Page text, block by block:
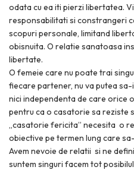
odata cu ea iti pierzi libertatea.
responsabilitati si constrangeri
scopuri personale, limitand
obisnuita. O relatie sanatoasa
libertate.
O femeie care nu poate trai
fiecare partener, nu va putea
nici independenta de care orice
pentru ca o casatorie sa reziste
„casatorie fericita” necesita o
obiective pe termen lung care
Avem nevoie de relatii si ne
suntem singuri facem tot